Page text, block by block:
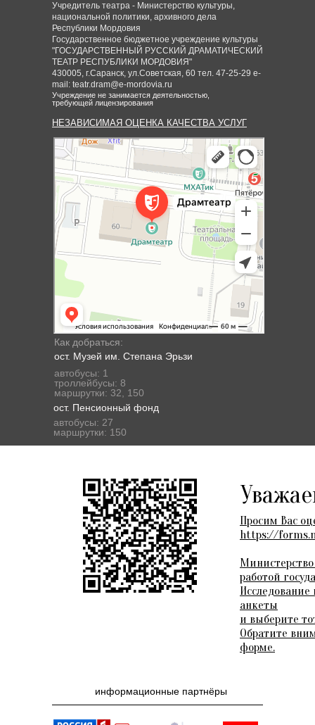
автобусы: 1
троллейбусы: 8
маршрутки: 32, 150
Как добраться:
ост. Музей им. Степана Эрьзи
автобусы: 27
маршрутки: 150
ост. Пенсионный фонд
Учредитель театра - Министерство культуры,
национальной политики, архивного дела
Республики Мордовия
Государственное бюджетное учреждение культуры
"ГОСУДАРСТВЕННЫЙ РУССКИЙ ДРАМАТИЧЕСКИЙ
ТЕАТР РЕСПУБЛИКИ МОРДОВИЯ"
430005, г.Саранск, ул.Советская, 60 тел. 47-25-29 e-
mail: teatr.dram@e-mordovia.ru
Учреждение не занимается деятельностью,
требующей лицензирования
НЕЗАВИСИМАЯ ОЦЕНКА КАЧЕСТВА УСЛУГ
Государственный русский драматический театр Республики
Мордовия
Театр в Саранске
удовлетворенности граждан
работой муниципальных
Просим Вас
https://
работой
анкеты
и выберите
Обратите
форме.
информационные партнёры